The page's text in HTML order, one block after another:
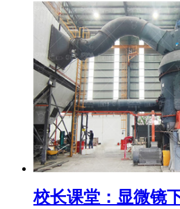
校长课堂：显微镜